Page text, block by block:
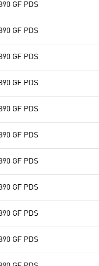
GF PDS
GF PDS
GF PDS
GF PDS
GF PDS
GF PDS
GF PDS
GF PDS
GF PDS
GF PDS